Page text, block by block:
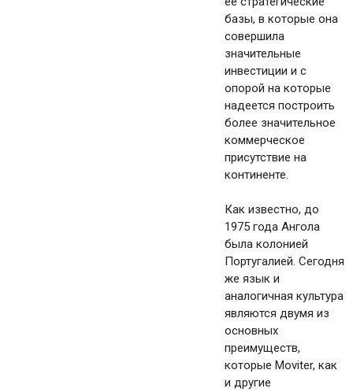
базы, в которые она
совершила
значительные
инвестиции и с
опорой на которые
надеется построить
более значительное
коммерческое
присутствие на
континенте.
Как известно, до
1975 года Ангола
была колонией
Португалией. Сегодня
же язык и
аналогичная культура
являются двумя из
основных
преимуществ,
которые Moviter, как
и другие